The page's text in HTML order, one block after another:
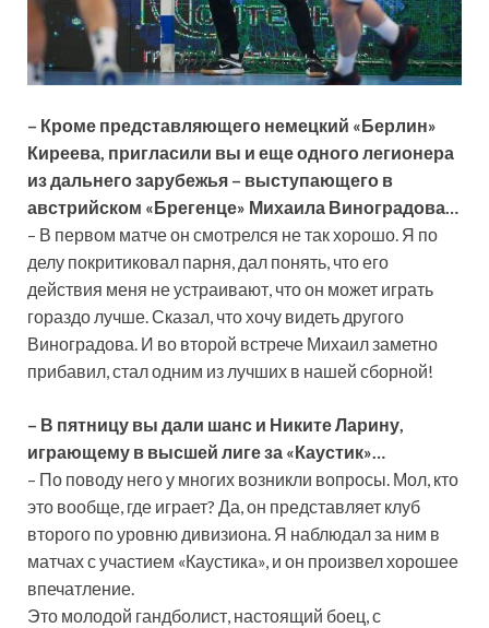
– Кроме представляющего немецкий «Берлин»
Киреева, пригласили вы и еще одного легионера
из дальнего зарубежья – выступающего в
австрийском «Брегенце» Михаила Виноградова…
– В первом матче он смотрелся не так хорошо. Я по
делу покритиковал парня, дал понять, что его
действия меня не устраивают, что он может играть
гораздо лучше. Сказал, что хочу видеть другого
Виноградова. И во второй встрече Михаил заметно
прибавил, стал одним из лучших в нашей сборной!
– В пятницу вы дали шанс и Никите Ларину,
играющему в высшей лиге за «Каустик»…
– По поводу него у многих возникли вопросы. Мол, кто
это вообще, где играет? Да, он представляет клуб
второго по уровню дивизиона. Я наблюдал за ним в
матчах с участием «Каустика», и он произвел хорошее
впечатление.
Это молодой гандболист, настоящий боец, с